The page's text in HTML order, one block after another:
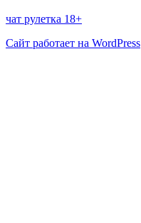
чат рулетка 18+
Сайт работает на WordPress